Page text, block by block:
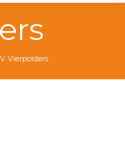
Vierpolders